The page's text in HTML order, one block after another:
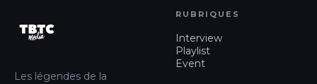
Les légendes de la
RUBRIQUES
Interview
Playlist
Event